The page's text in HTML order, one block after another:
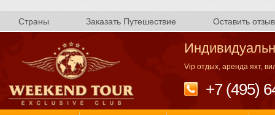
Страны Заказать Путешествие Оставить отзыв
Vip отдых, аренда яхт,
+7 (495)